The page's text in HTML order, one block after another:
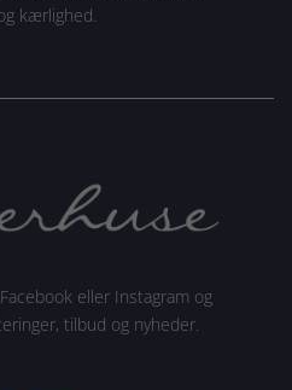
kærlighed.
eller Instagram og
tilbud og nyheder.